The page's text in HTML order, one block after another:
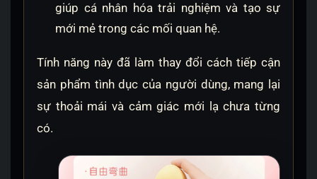
giúp cá nhân hóa trải nghiệm và tạo sự
mới mẻ trong các mối quan hệ.
Tính năng này đã làm thay đổi cách tiếp cận
sản phẩm tình dục của người dùng, mang lại
sự thoải mái và cảm giác mới lạ chưa từng
có.